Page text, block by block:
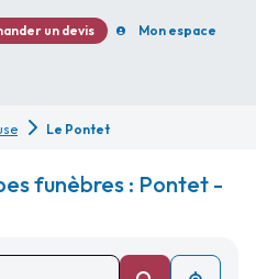
un devis Mon espace
Le Pontet
funèbres : Pontet -